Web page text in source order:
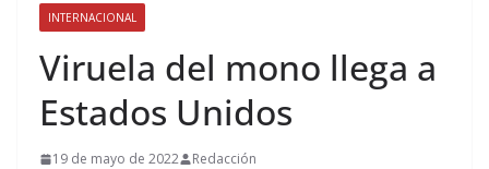
INTERNACIONAL
Viruela del mono llega a
Estados Unidos
19 de mayo de 2022 Redacción